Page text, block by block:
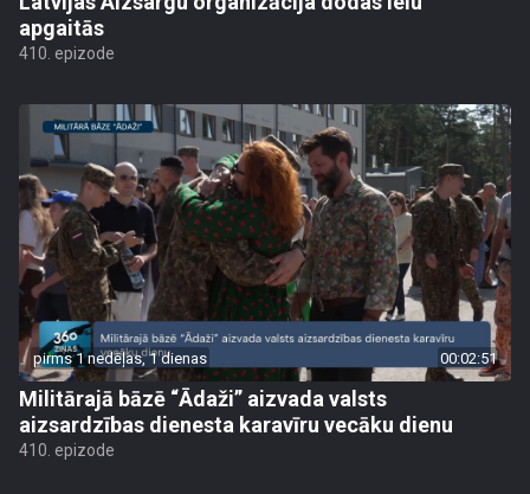
apgaitās
410. epizode
pirms 1 nedēļas, 1 dienas 00:02:51
Militārajā bāzē “Ādaži” aizvada valsts
aizsardzības dienesta karavīru vecāku dienu
410. epizode